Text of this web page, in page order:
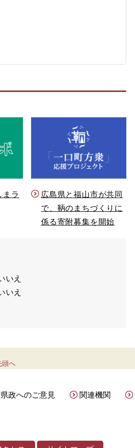
ラ
広島県と福山市が共同
で、鞆のまちづくりに
係る寄附募集を開始
いえ
いえ
頭へ
県政へのご意見 関連機関